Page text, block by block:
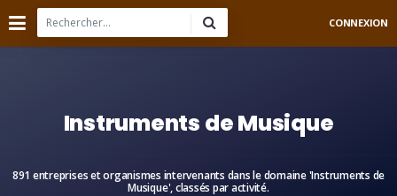
CONNEXION
Instruments de Musique
891 entreprises et organismes intervenants dans le domaine 'Instruments de
Musique', classés par activité.